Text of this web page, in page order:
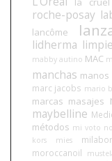
roche-posay
lancôme
lidherma
mabby autino MAC
manchas manos
marc jacobs mario
marcas masajes
maybelline
métodos mi voto
kors
mies
moroccanoil